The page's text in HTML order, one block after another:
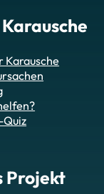
Karausche
Quiz
Projekt